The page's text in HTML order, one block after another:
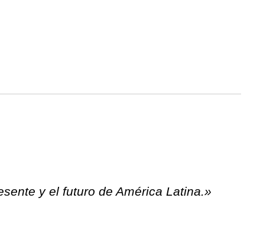
y el futuro de América Latina.»